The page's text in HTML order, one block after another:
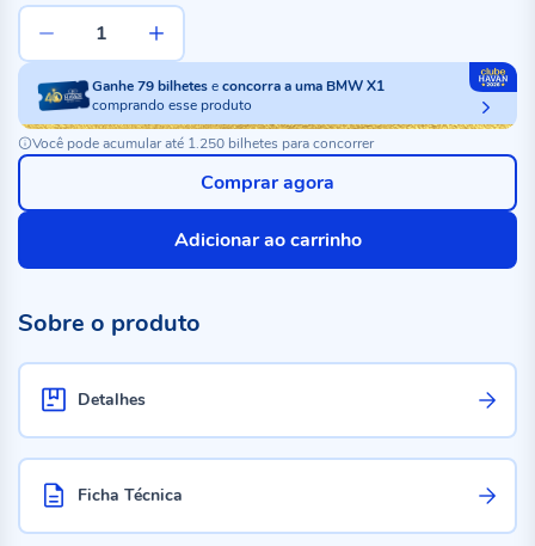
Ganhe79bilheteseconcorra a uma BMW X1
comprando esse produto
Você pode acumular até 1.250 bilhetes para concorrer
Adicionar ao carrinho
Comprar agora
Sobre o produto
Detalhes
Ficha Técnica